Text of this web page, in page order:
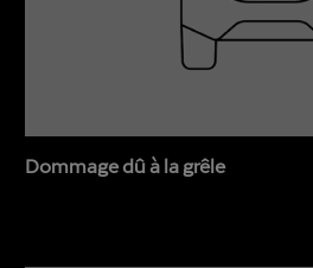
Dommage dû à la grêle